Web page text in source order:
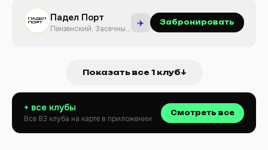
Падел Порт
Пензенский, Засечный
✈️ Забронировать
Показать все 1 клуб↓
+ все клубы
Все 83 клуба на карте в приложении
Смотреть все